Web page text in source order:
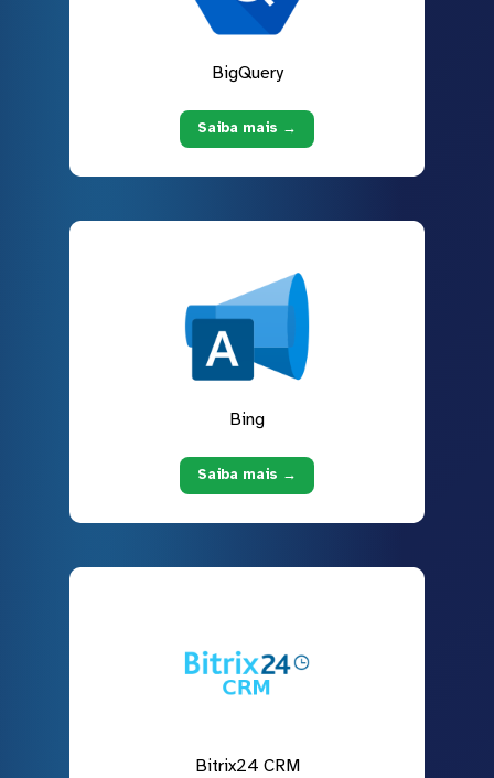
BigQuery
Saiba mais →
Bing
Saiba mais →
Bitrix24 CRM